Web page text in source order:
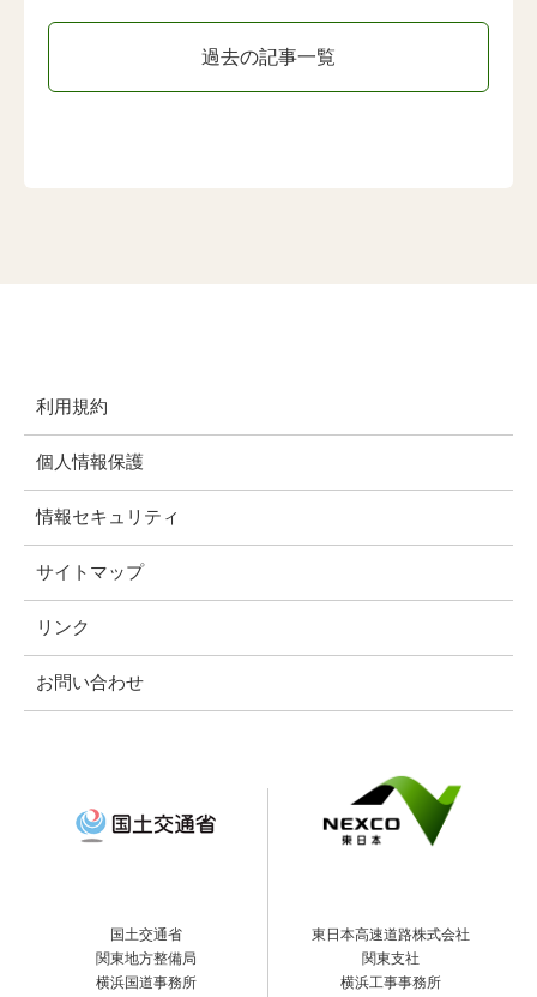
過去の記事一覧
利用規約
個人情報保護
情報セキュリティ
サイトマップ
リンク
お問い合わせ
国土交通省
関東地方整備局
横浜国道事務所
東日本高速道路株式会社
関東支社
横浜工事事務所